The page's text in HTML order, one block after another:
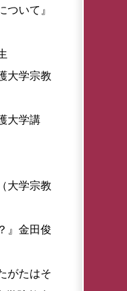
ついて』
大学宗教
大学講
大学宗教
』金田俊
がたはそ